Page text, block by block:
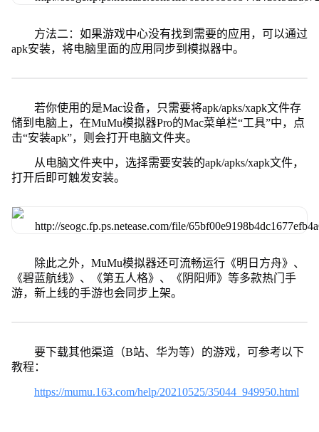
方法二：如果游戏中心没有找到需要的应用，可以通过
apk安装，将电脑里面的应用同步到模拟器中。
若你使用的是Mac设备，只需要将apk/apks/xapk文件存
储到电脑上，在MuMu模拟器Pro的Mac菜单栏“工具”中，点
击“安装apk”，则会打开电脑文件夹。
从电脑文件夹中，选择需要安装的apk/apks/xapk文件，
打开后即可触发安装。
除此之外，MuMu模拟器还可流畅运行《明日方舟》、
《碧蓝航线》、《第五人格》、《阴阳师》等多款热门手
游，新上线的手游也会同步上架。
要下载其他渠道（B站、华为等）的游戏，可参考以下
教程：
https://mumu.163.com/help/20210525/35044_949950.html